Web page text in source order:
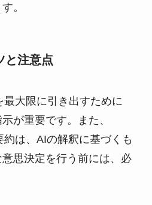
。
と注意点
大限に引き出すために
が重要です。また、
は、AIの解釈に基づくも
思決定を行う前には、必